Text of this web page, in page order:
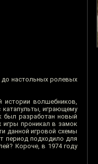
до настольных ролевых
истории волшебников,
играющему
был разработан новый
игры проникал в замок
данной игровой схемы
период подходило для
Короче, в 1974 году